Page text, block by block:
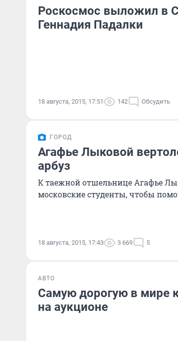
Роскосмос выложил в
Геннадия Падалки
18 августа, 2015, 17:51 142 Обсудить
ГОРОД
Агафье Лыковой
арбуз
К таежной отшельнице Агафье
московские студенты, чтобы
18 августа, 2015, 17:43 3 669 5
АВТО
Самую дорогую в мире
на аукционе